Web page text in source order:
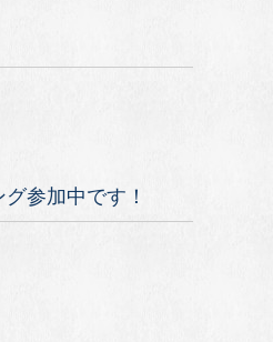
参加中です！